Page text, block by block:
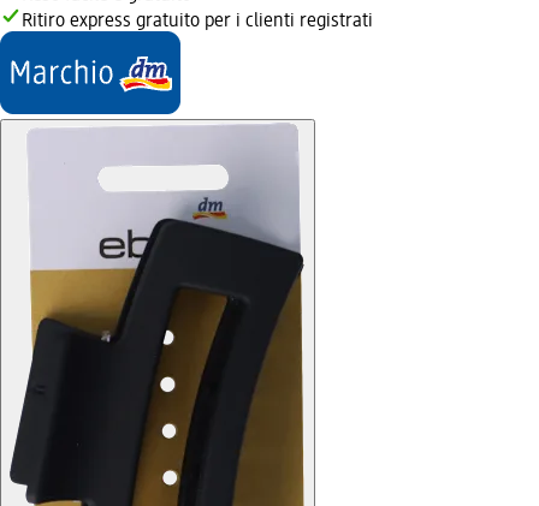
Ritiro express gratuito per i clienti registrati